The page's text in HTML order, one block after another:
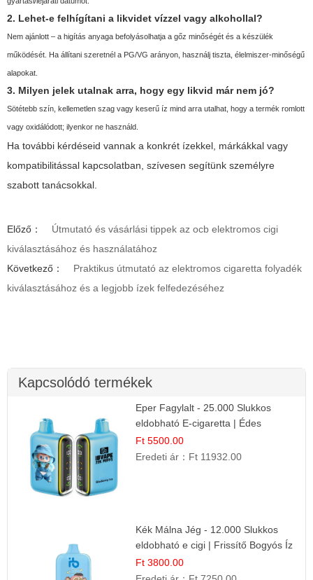
2. Lehet-e felhígítani a likvidet vízzel vagy alkohollal?
Nem ajánlott – a higítás anyaga befolyásolhatja a gőz minőségét és a készülék
működését. Ha állítani szeretnél a PG/VG arányon, használj tiszta, élelmiszer-minőségű
alapokat.
3. Milyen jelek utalnak arra, hogy egy likvid már nem jó?
Sötétebb szín, kellemetlen szag vagy keserű íz mind arra utalhat, hogy a termék romlott
vagy oxidálódott; ilyenkor ne használd.
Ha további kérdéseid vannak a konkrét ízekkel, márkákkal vagy
kompatibilitással kapcsolatban, szívesen segítünk személyre
szabott tanácsokkal.
Előző：
Útmutató és vásárlási tippek az ocb elektromos cigi
kiválasztásához és használatához
Következő：
Praktikus útmutató az elektromos cigaretta folyadék
kiválasztásához és a legjobb ízek felfedezéséhez
Kapcsolódó termékek
Eper Fagylalt - 25.000 Slukkos
eldobható E-cigaretta | Édes
Desszert Íz
Ft 5500.00
Eredeti ár： Ft 11932.00
Kék Málna Jég - 12.000 Slukkos
eldobható e cigi | Frissítő Bogyós Íz
Ft 3800.00